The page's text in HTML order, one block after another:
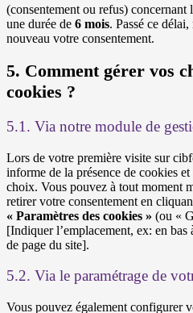
(consentement ou refus) concernant
une durée de 6 mois. Passé ce
nouveau votre consentement.
5. Comment gérer vos
cookies ?
5.1. Via notre module de
Lors de votre première visite sur
informe de la présence de cookies
choix. Vous pouvez à tout moment
retirer votre consentement en
« Paramètres des cookies » (ou «
[Indiquer l’emplacement, ex: en bas
de page du site].
5.2. Via le paramétrage de
Vous pouvez également configurer